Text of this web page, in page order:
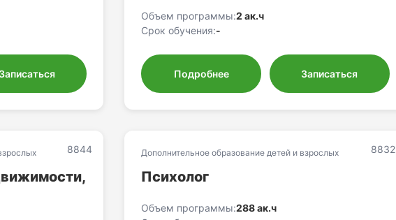
Записаться
Объем программы:2 ак.ч
Срок обучения:-
Подробнее Записаться
8844 8832
Дополнительное образование детей и взрослых
Психолог
Объем программы:288 ак.ч